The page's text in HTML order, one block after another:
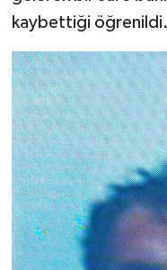
kaybettiği öğrenildi.